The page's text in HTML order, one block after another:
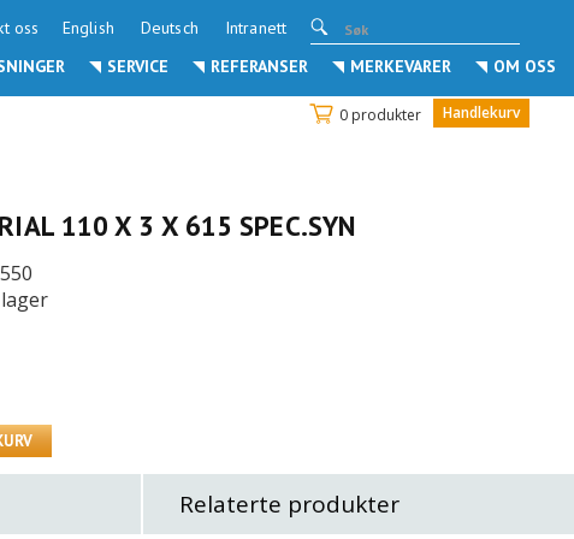
English Deutsch Intranett
oss
SERVICE REFERANSER MERKEVARER OM OSS
0 produkter Handlekurv
110 X 3 X 615 SPEC.SYN
Relaterte produkter